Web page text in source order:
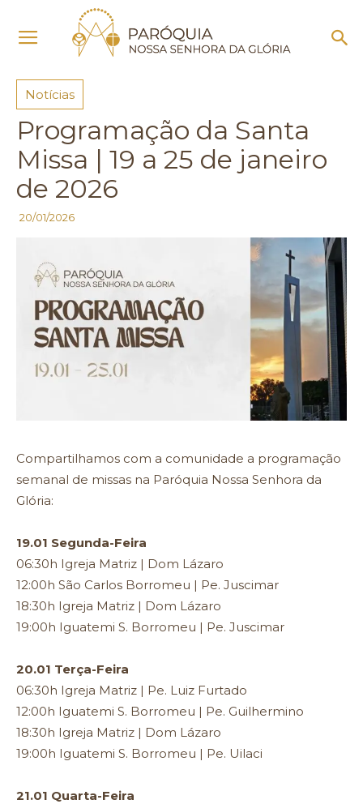
Notícias
Notícias
Programação da Santa
Missa | 19 a 25 de janeiro
de 2026
20/01/2026
Compartilhamos com a comunidade a programação
semanal de missas na Paróquia Nossa Senhora da
Glória:
19.01 Segunda-Feira
06:30h Igreja Matriz | Dom Lázaro
12:00h São Carlos Borromeu | Pe. Juscimar
18:30h Igreja Matriz | Dom Lázaro
19:00h Iguatemi S. Borromeu | Pe. Juscimar
20.01 Terça-Feira
06:30h Igreja Matriz | Pe. Luiz Furtado
12:00h Iguatemi S. Borromeu | Pe. Guilhermino
18:30h Igreja Matriz | Dom Lázaro
19:00h Iguatemi S. Borromeu | Pe. Uilaci
21.01 Quarta-Feira